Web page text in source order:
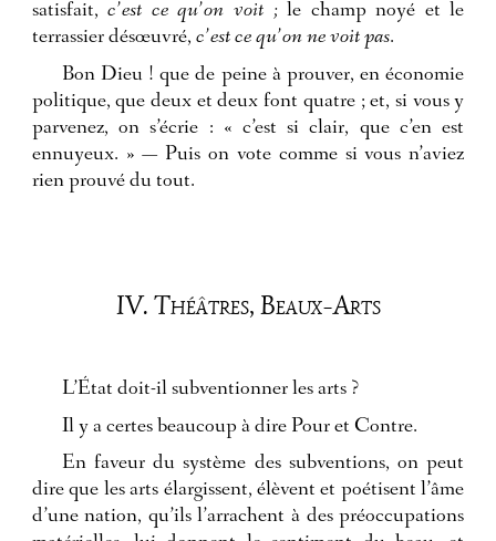
satisfait,c’est ce qu’on voit ; le champ noyé et le
terrassier désœuvré, c’est ce qu’on ne voit pas.
Bon Dieu ! que de peine à prouver, en économie
politique, que deux et deux font quatre ; et, si vous y
parvenez, on s’écrie : « c’est si clair, que c’en est
ennuyeux. » — Puis on vote comme si vous n’aviez
rien prouvé du tout.
IV. Théâtres, Beaux-Arts
L’État doit-il subventionner les arts ?
Il y a certes beaucoup à dire Pour et Contre.
En faveur du système des subventions, on peut
dire que les arts élargissent, élèvent et poétisent l’âme
d’une nation, qu’ils l’arrachent à des préoccupations